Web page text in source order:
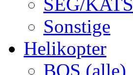
SEG/KATS
Sonstige
Helikopter
BOS (alle)